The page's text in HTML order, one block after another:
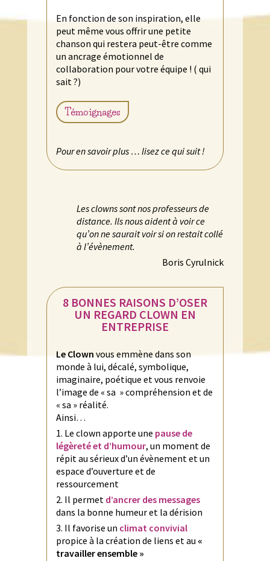
En fonction de son inspiration, elle
peut même vous offrir une petite
chanson qui restera peut-être comme
un ancrage émotionnel de
collaboration pour votre équipe ! ( qui
sait ?)
Témoignages
Pour en savoir plus … lisez ce qui suit !
Les clowns sont nos professeurs de
distance. Ils nous aident à voir ce
qu’on ne saurait voir si on restait collé
à l’évènement.
Boris Cyrulnick
8 BONNES RAISONS D’OSER
UN REGARD CLOWN EN
ENTREPRISE
Le Clown vous emmène dans son
monde à lui, décalé, symbolique,
imaginaire, poétique et vous renvoie
l’image de « sa » compréhension et de
« sa » réalité.
Ainsi…
Le clown apporte une pause de
légèreté et d’humour, un moment de
répit au sérieux d’un évènement et un
espace d’ouverture et de
ressourcement
Il permet d’ancrer des messages
dans la bonne humeur et la dérision
Il favorise un climat convivial
propice à la création de liens et au «
travailler ensemble »